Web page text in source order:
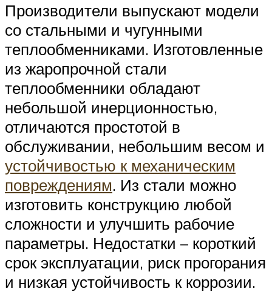
Производители выпускают модели
со стальными и чугунными
теплообменниками. Изготовленные
из жаропрочной стали
теплообменники обладают
небольшой инерционностью,
отличаются простотой в
обслуживании, небольшим весом и
устойчивостью к механическим
повреждениям. Из стали можно
изготовить конструкцию любой
сложности и улучшить рабочие
параметры. Недостатки – короткий
срок эксплуатации, риск прогорания
и низкая устойчивость к коррозии.